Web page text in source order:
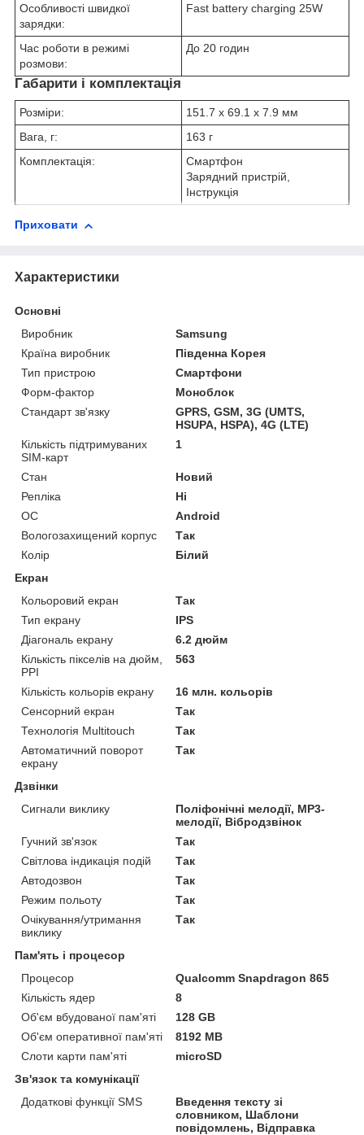
Особливості швидкої
зарядки:
Fast battery charging 25W
Час роботи в режимі
розмови:
До 20 годин
Габарити і комплектація
Розміри:
151.7 x 69.1 x 7.9 мм
Вага, г:
163 г
Комплектація:
Смартфон
Зарядний пристрій,
Інструкція
Приховати
Характеристики
Основні
Виробник
Samsung
Країна виробник
Південна Корея
Тип пристрою
Смартфони
Форм-фактор
Моноблок
Стандарт зв'язку
GPRS, GSM, 3G (UMTS,
HSUPA, HSPA), 4G (LTE)
Кількість підтримуваних
SIM-карт
1
Стан
Новий
Репліка
Ні
ОС
Android
Вологозахищений корпус
Так
Колір
Білий
Екран
Кольоровий екран
Так
Тип екрану
IPS
Діагональ екрану
6.2 дюйм
Кількість пікселів на дюйм,
PPI
563
Кількість кольорів екрану
16 млн. кольорів
Сенсорний екран
Так
Технологія Multitouch
Так
Автоматичний поворот
екрану
Так
Дзвінки
Сигнали виклику
Поліфонічні мелодії, MP3-
мелодії, Вібродзвінок
Гучний зв'язок
Так
Світлова індикація подій
Так
Автодозвон
Так
Режим польоту
Так
Очікування/утримання
виклику
Так
Пам'ять і процесор
Процесор
Qualcomm Snapdragon 865
Кількість ядер
8
Об'єм вбудованої пам'яті
128 GB
Об'єм оперативної пам'яті
8192 MB
Слоти карти пам'яті
microSD
Зв'язок та комунікації
Додаткові функції SMS
Введення тексту зі
словником, Шаблони
повідомлень, Відправка